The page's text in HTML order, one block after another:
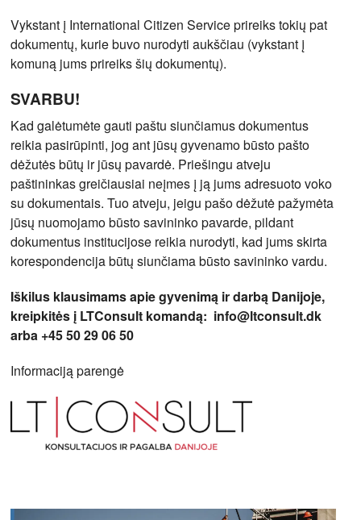
Vykstant į International Citizen Service prireiks tokių pat
dokumentų, kurie buvo nurodyti aukščiau (vykstant į
komuną jums prireiks šių dokumentų).
SVARBU!
Kad galėtumėte gauti paštu siunčiamus dokumentus
reikia pasirūpinti, jog ant jūsų gyvenamo būsto pašto
dėžutės būtų ir jūsų pavardė. Priešingu atveju
paštininkas greičiausiai neįmes į ją jums adresuoto voko
su dokumentais. Tuo atveju, jeigu pašo dėžutė pažymėta
jūsų nuomojamo būsto savininko pavarde, pildant
dokumentus institucijose reikia nurodyti, kad jums skirta
korespondencija būtų siunčiama būsto savininko vardu.
Iškilus klausimams apie gyvenimą ir darbą Danijoje,
kreipkitės į LTConsult komandą: info@ltconsult.dk
arba +45 50 29 06 50
Informaciją parengė